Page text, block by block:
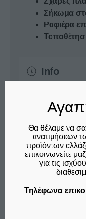
Σήκωμα
Ραφιέρα
Info
τιμές των
Παρακαλούμε να
να σας
καθώς και για
προϊόντων.
Ρωτήστε
Τηλέφωνα
Θα θέλαμε να
ανατιμήσεων
προϊόντων
επικοινωνείτε
για τις
Τηλέφωνα